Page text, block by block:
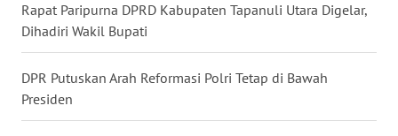
Rapat Paripurna DPRD Kabupaten Tapanuli Utara Digelar,
Dihadiri Wakil Bupati
DPR Putuskan Arah Reformasi Polri Tetap di Bawah
Presiden
WN
GORONTALO
WN
SULUT